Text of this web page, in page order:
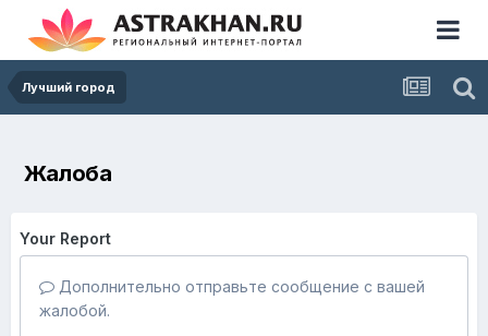
Лучший город
Жалоба
Your Report
Дополнительно отправьте сообщение с вашей
жалобой.